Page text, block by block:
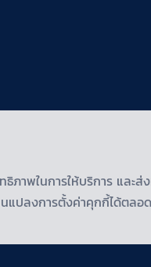
All Rights Reserved.
ธิภาพในการให้บริการ และ
แปลงการตั้งค่าคุกกี้ได้ตลอด